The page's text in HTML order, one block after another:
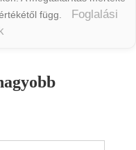
függ.
Foglalási